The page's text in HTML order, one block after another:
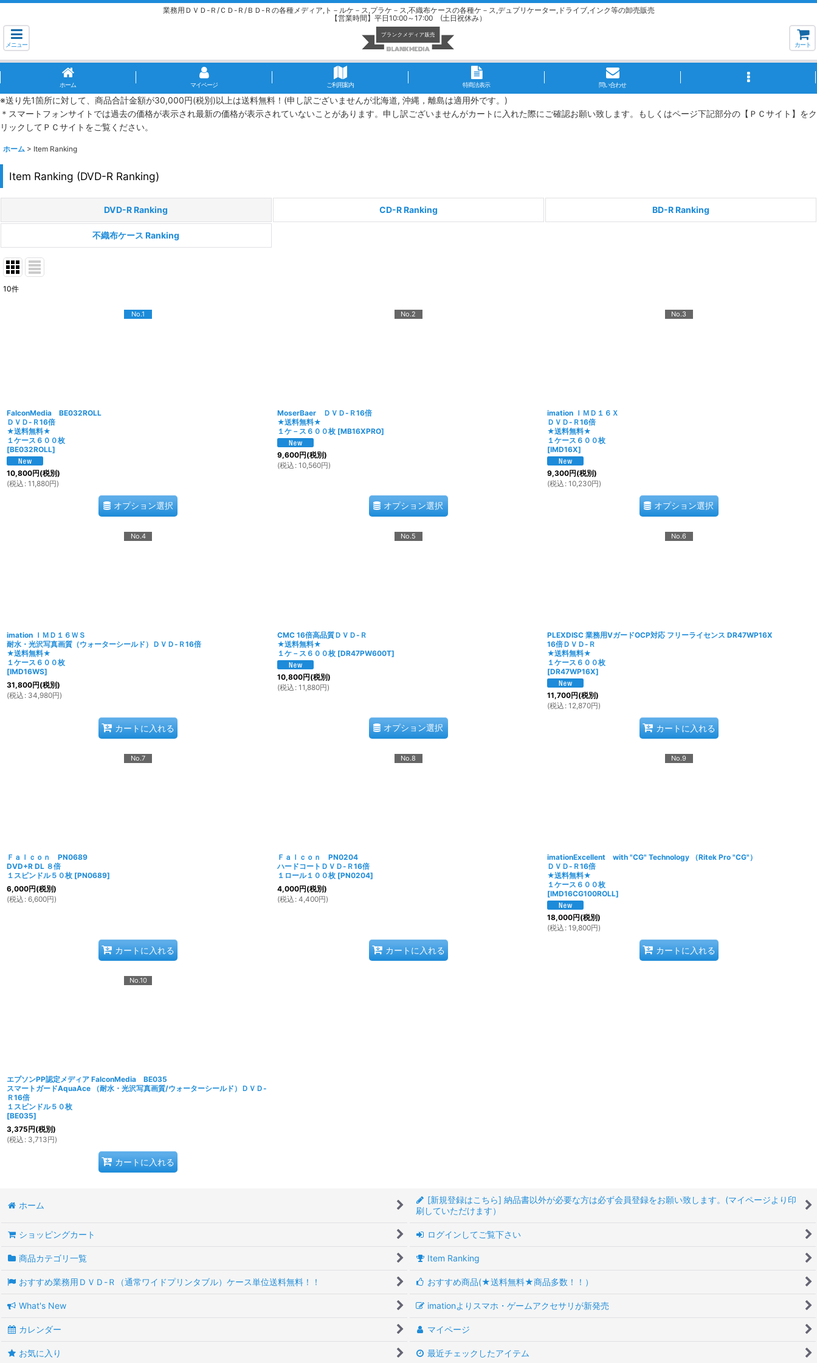
業務用ＤＶＤ-Ｒ/ＣＤ-Ｒ/ＢＤ-Ｒの各種メディア,ト－ルケ－ス,プラケ－ス,不織布ケースの各種ケ－ス,デュプリケーター,ドライブ,インク等の卸売販売
【営業時間】平日10:00～17:00 (土日祝休み）
メニュー カート
ホーム マイページ ご利用案内 特商法表示 問い合わせ
※送り先1箇所に対して、商品合計金額が30,000円(税別)以上は送料無料！(申し訳ございませんが北海道, 沖縄，離島は適用外です。)
＊スマートフォンサイトでは過去の価格が表示され最新の価格が表示されていないことがあります。申し訳ございませんがカートに入れた際にご確認お願い致します。もしくはページ下記部分の【ＰＣサイト】をク
リックしてＰＣサイトをご覧ください。
ホーム > Item Ranking
Item Ranking (DVD-R Ranking)
DVD-R Ranking CD-R Ranking BD-R Ranking
不織布ケース Ranking
10件
No.1
FalconMedia BE032ROLL
ＤＶＤ-Ｒ16倍
★送料無料★
１ケース６００枚
[BE032ROLL]
10,800円(税別)
(税込 : 11,880円)
オプション選択
No.2
MoserBaer ＤＶＤ-Ｒ16倍
★送料無料★
１ケ－ス６００枚 [MB16XPRO]
9,600円(税別)
(税込 : 10,560円)
オプション選択
No.3
imation ＩＭＤ１６Ｘ
ＤＶＤ-Ｒ16倍
★送料無料★
１ケース６００枚
[IMD16X]
9,300円(税別)
(税込 : 10,230円)
オプション選択
No.4
imation ＩＭＤ１６ＷＳ
耐水・光沢写真画質（ウォーターシールド）ＤＶＤ-Ｒ16倍
★送料無料★
１ケース６００枚
[IMD16WS]
31,800円(税別)
(税込 : 34,980円)
カートに入れる
No.5
CMC 16倍高品質ＤＶＤ-Ｒ
★送料無料★
１ケ－ス６００枚 [DR47PW600T]
10,800円(税別)
(税込 : 11,880円)
オプション選択
No.6
PLEXDISC 業務用VガードOCP対応 フリーライセンス DR47WP16X
16倍ＤＶＤ-Ｒ
★送料無料★
１ケース６００枚
[DR47WP16X]
11,700円(税別)
(税込 : 12,870円)
カートに入れる
No.7
Ｆａｌｃｏｎ PN0689
DVD+R DL ８倍
１スピンドル５０枚 [PN0689]
6,000円(税別)
(税込 : 6,600円)
カートに入れる
No.8
Ｆａｌｃｏｎ PN0204
ハードコートＤＶＤ-Ｒ16倍
１ロール１００枚 [PN0204]
4,000円(税別)
(税込 : 4,400円)
カートに入れる
No.9
imationExcellent with "CG" Technology （Ritek Pro "CG"）
ＤＶＤ-Ｒ16倍
★送料無料★
１ケース６００枚
[IMD16CG100ROLL]
18,000円(税別)
(税込 : 19,800円)
カートに入れる
No.10
エプソンPP認定メディア FalconMedia BE035
スマートガードAquaAce （耐水・光沢写真画質/ウォーターシールド）ＤＶＤ-
Ｒ16倍
１スピンドル５０枚
[BE035]
3,375円(税別)
(税込 : 3,713円)
カートに入れる
ホーム
[新規登録はこちら] 納品書以外が必要な方は必ず会員登録をお願い致します。(マイページより印
刷していただけます）
ショッピングカート ログインしてご覧下さい
商品カテゴリ一覧 Item Ranking
おすすめ業務用ＤＶＤ-Ｒ（通常ワイドプリンタブル）ケース単位送料無料！！ おすすめ商品(★送料無料★商品多数！！）
What's New imationよりスマホ・ゲームアクセサリが新発売
カレンダー マイページ
お気に入り 最近チェックしたアイテム